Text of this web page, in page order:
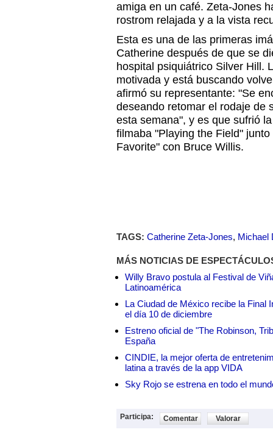
amiga en un café. Zeta-Jones
rostrom relajada y a la vista
Esta es una de las primeras
Catherine después de que se
hospital psiquiátrico Silver Hill.
motivada y está buscando
afirmó su representante: "Se
deseando retomar el rodaje de
esta semana", y es que sufrió
filmaba "Playing the Field"
Favorite" con Bruce Willis.
TAGS: Catherine Zeta-Jones, Michael
MÁS NOTICIAS DE
Willy Bravo postula al Festival de
Latinoamérica
La Ciudad de México recibe la Final
el día 10 de diciembre
Estreno oficial de "The Robinson,
España
CINDIE, la mejor oferta de
latina a través de la app VIDA
Sky Rojo se estrena en todo el
Participa: Comentar Valorar